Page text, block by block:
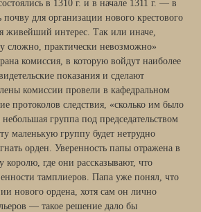
в 1310 г. и в начале 1311 г. — в
для организации нового крестового
живейший интерес. Так или иначе,
сложно, практически невозможно»
комиссия, в которую войдут наиболее
показания и сделают
комиссии провели в кафедральном
протоколов следствия, «сколько им было
группа под председательством
маленькую группу будет нетрудно
орден. Уверенность папы отражена в
королю, где они рассказывают, что
тамплиеров. Папа уже понял, что
нового ордена, хотя сам он лично
— такое решение дало бы